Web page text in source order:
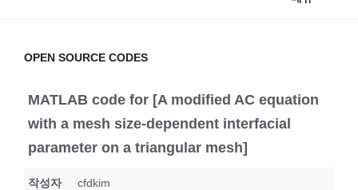
OPEN SOURCE CODES
MATLAB code for [A modified AC equation
with a mesh size-dependent interfacial
parameter on a triangular mesh]
작성자 cfdkim